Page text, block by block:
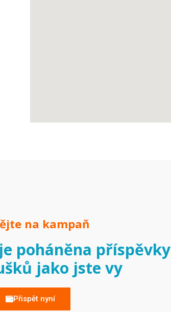
na kampaň
poháněna příspěvky
jako jste vy
Přispět nyní